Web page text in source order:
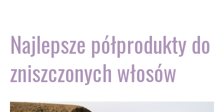
Najlepsze półprodukty do
zniszczonych włosów